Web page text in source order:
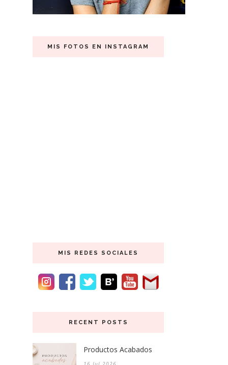
MIS FOTOS EN INSTAGRAM
MIS REDES SOCIALES
RECENT POSTS
Productos Acabados